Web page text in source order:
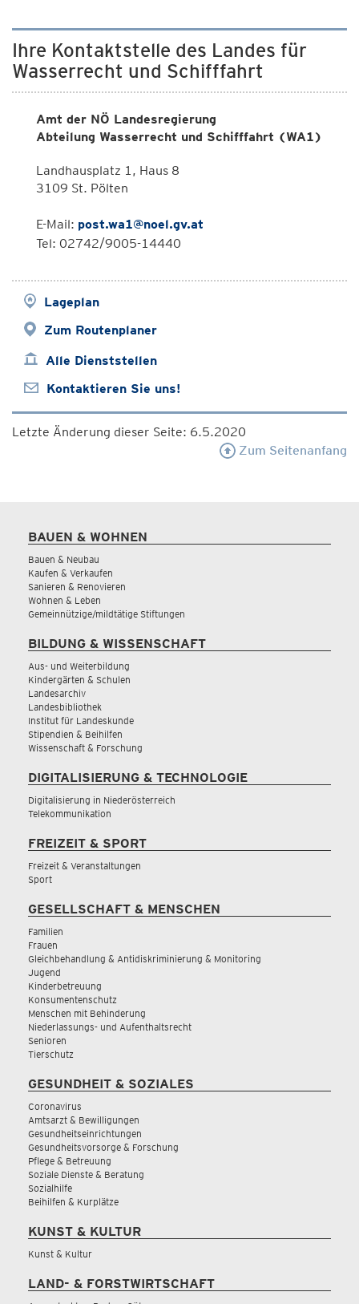
Ihre Kontaktstelle des Landes für
Wasserrecht und Schifffahrt
Amt der NÖ Landesregierung
Abteilung Wasserrecht und Schifffahrt (WA1)
Landhausplatz 1, Haus 8
3109 St. Pölten
E-Mail: post.wa1@noel.gv.at
Tel: 02742/9005-14440
Lageplan
Zum Routenplaner
Alle Dienststellen
Kontaktieren Sie uns!
Letzte Änderung dieser Seite: 6.5.2020
Zum Seitenanfang
BAUEN & WOHNEN
Bauen & Neubau
Kaufen & Verkaufen
Sanieren & Renovieren
Wohnen & Leben
Gemeinnützige/mildtätige Stiftungen
BILDUNG & WISSENSCHAFT
Aus- und Weiterbildung
Kindergärten & Schulen
Landesarchiv
Landesbibliothek
Institut für Landeskunde
Stipendien & Beihilfen
Wissenschaft & Forschung
DIGITALISIERUNG & TECHNOLOGIE
Digitalisierung in Niederösterreich
Telekommunikation
FREIZEIT & SPORT
Freizeit & Veranstaltungen
Sport
GESELLSCHAFT & MENSCHEN
Familien
Frauen
Gleichbehandlung & Antidiskriminierung & Monitoring
Jugend
Kinderbetreuung
Konsumentenschutz
Menschen mit Behinderung
Niederlassungs- und Aufenthaltsrecht
Senioren
Tierschutz
GESUNDHEIT & SOZIALES
Coronavirus
Amtsarzt & Bewilligungen
Gesundheitseinrichtungen
Gesundheitsvorsorge & Forschung
Pflege & Betreuung
Soziale Dienste & Beratung
Sozialhilfe
Beihilfen & Kurplätze
KUNST & KULTUR
Kunst & Kultur
LAND- & FORSTWIRTSCHAFT